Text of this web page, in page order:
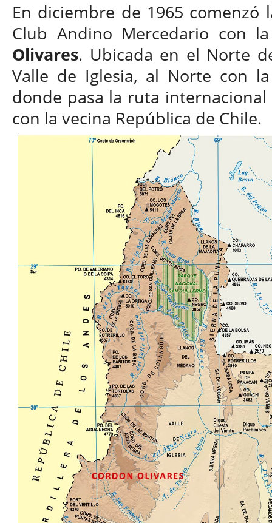
En diciembre de 1965
Club Andino Mercedario con
Olivares. Ubicada en el Norte
Valle de Iglesia, al Norte con
donde pasa la ruta internacional
con la vecina República de Chile.